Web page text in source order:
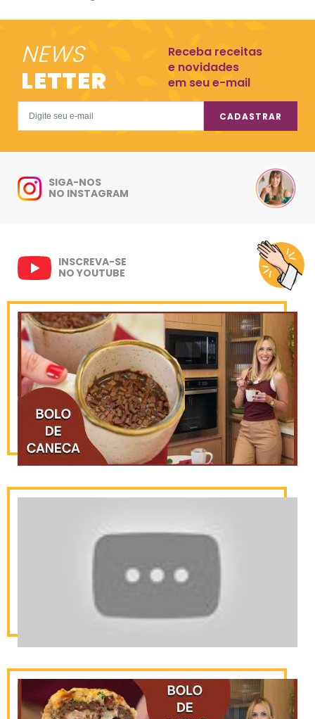
NEWS
LETTER
Receba receitas
e novidades
em seu e-mail
CADASTRAR
SIGA-NOS
NO INSTAGRAM
INSCREVA-SE
NO YOUTUBE